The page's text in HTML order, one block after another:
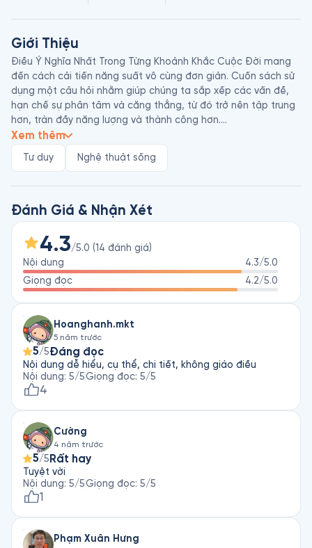
Giới Thiệu
Điều Ý Nghĩa Nhất Trong Từng Khoảnh Khắc Cuộc Đời mang
đến cách cải tiến năng suất vô cùng đơn giản. Cuốn sách sử
dụng một câu hỏi nhằm giúp chúng ta sắp xếp các vấn đề,
hạn chế sự phân tâm và căng thẳng, từ đó trở nên tập trung
hơn, tràn đầy năng lượng và thành công hơn.
quản trị của Keller Williams Realty, một trong những thương
tập trung vào từng khoảnh khắc sống.
Jay Papasan trước khi cộng tác viết sách cùng Gary Keller, đã
từng là biên tập viên tại Harpercollins Publishers. Ngoài tiếng
Xem thêm
Tư duy Nghệ thuật sống
Đánh Giá & Nhận Xét
4.3/5.0 (14 đánh giá)
Nội dung
4.3/5.0
Giọng đọc
4.2/5.0
Hoanghanh.mkt
5 năm trước
5/5Đáng đọc
Nội dung dễ hiểu, cụ thể, chi tiết, không giáo điều
Nội dung: 5/5Giọng đọc: 5/5
4
Cường
4 năm trước
5/5 Rất hay
Tuyệt vời
Nội dung: 5/5Giọng đọc: 5/5
1
Phạm Xuân Hưng